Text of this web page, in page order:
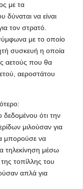
με τα
δύναται να είναι
τον στρατό.
με το οποίο
συσκευή η οποία
αετούς που θα
αεροστάτου
ότι την
μιλούσαν για
μπορούσε να
τηλεκίνηση μέσω
τοπίλλης του
απλά για